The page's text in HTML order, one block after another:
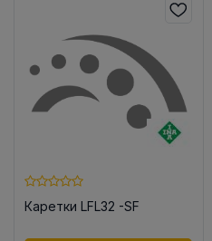
Каретки LFL32 -SF